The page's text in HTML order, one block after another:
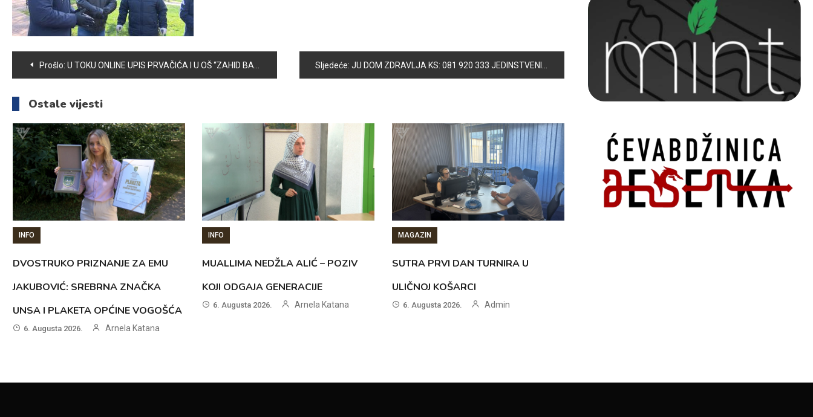
Navigacija
članaka
Prošlo: U TOKU ONLINE UPIS PRVAČIĆA I U OŠ “ZAHID BARUČIJA” Sljedeće: JU DOM ZDRAVLJA KS: 081 920 333 JEDINSTVENI TELEFONSKI BROJ ZA PRIJAVU SUMNJI NA KORONAVIRUS
Ostale vijesti
INFO
DVOSTRUKO PRIZNANJE ZA EMU
JAKUBOVIĆ: SREBRNA ZNAČKA
UNSA I PLAKETA OPĆINE VOGOŠĆA
6. Augusta 2026. Arnela Katana
INFO
MUALLIMA NEDŽLA ALIĆ – POZIV
KOJI ODGAJA GENERACIJE
6. Augusta 2026. Arnela Katana
MAGAZIN
SUTRA PRVI DAN TURNIRA U
ULIČNOJ KOŠARCI
6. Augusta 2026. Admin